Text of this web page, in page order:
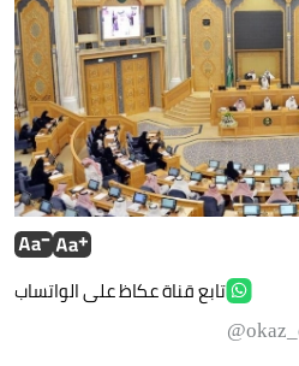
تابع قناة عكاظ على الواتساب